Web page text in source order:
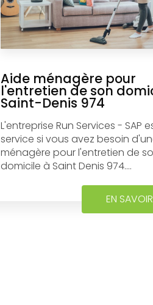
Aide ménagère pour
l'entretien de son
Saint-Denis 974
L'entreprise Run Services - SAP
service si vous avez besoin
ménagère pour l'entretien de
domicile à Saint Denis 974....
EN